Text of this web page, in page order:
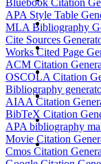
Bluebook Citation
APA Style Table
MLA Bibliography
Cite Sources
Works Cited Page
ACM Citation
OSCOLA Citation
Bibliography
AIAA Citation
BibTeX Citation
APA bibliography
Movie Citation
Cmos Citation